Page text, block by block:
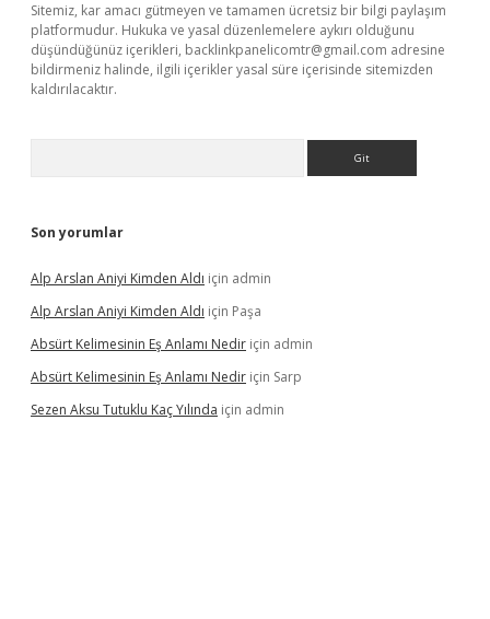
Sitemiz, kar amacı gütmeyen ve tamamen ücretsiz bir bilgi paylaşım
platformudur. Hukuka ve yasal düzenlemelere aykırı olduğunu
düşündüğünüz içerikleri, backlinkpanelicomtr@gmail.com adresine
bildirmeniz halinde, ilgili içerikler yasal süre içerisinde sitemizden
kaldırılacaktır.
Son yorumlar
Alp Arslan Aniyi Kimden Aldı için admin
Alp Arslan Aniyi Kimden Aldı için Paşa
Absürt Kelimesinin Eş Anlamı Nedir için admin
Absürt Kelimesinin Eş Anlamı Nedir için Sarp
Sezen Aksu Tutuklu Kaç Yılında için admin